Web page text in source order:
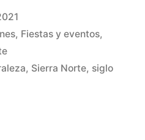
, Fiestas y eventos,
, Sierra Norte, siglo